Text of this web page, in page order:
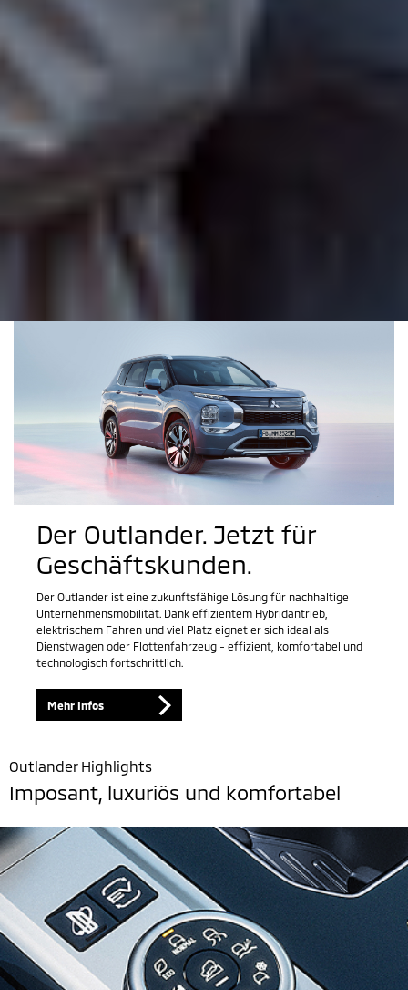
Der Outlander. Jetzt für
Geschäftskunden.
Der Outlander ist eine zukunftsfähige Lösung für nachhaltige
Unternehmensmobilität. Dank effizientem Hybridantrieb,
elektrischem Fahren und viel Platz eignet er sich ideal als
Dienstwagen oder Flottenfahrzeug - effizient, komfortabel und
technologisch fortschrittlich.
Mehr Infos
Outlander Highlights
Imposant, luxuriös und komfortabel